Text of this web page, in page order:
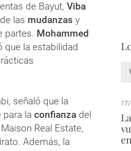
de Bayut, Viba
las mudanzas y
partes. Mohammed
que la estabilidad
señaló que la
para la confianza del
Real Estate,
Además, la